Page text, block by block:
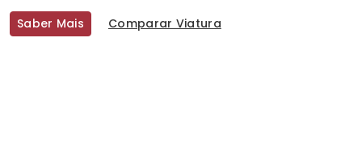
Saber Mais Comparar Viatura